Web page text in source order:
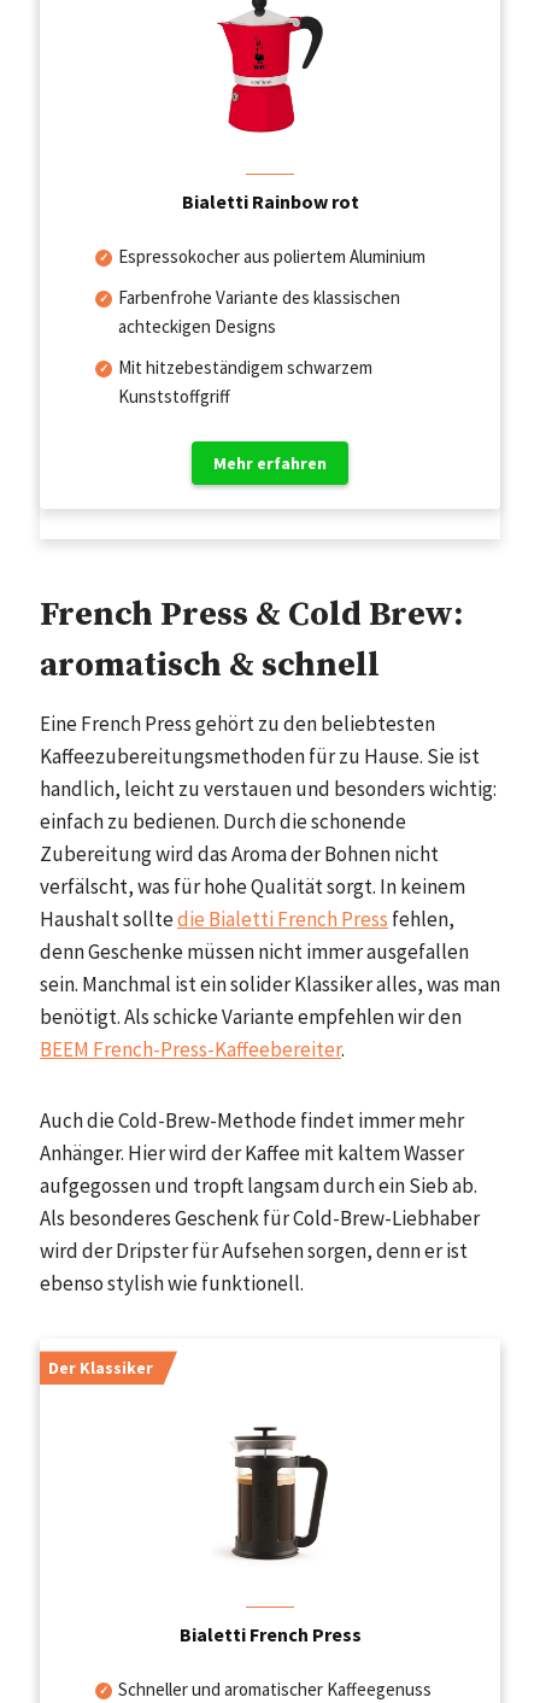
Bialetti Rainbow rot
Espressokocher aus poliertem Aluminium
Farbenfrohe Variante des klassischen
achteckigen Designs
Mit hitzebeständigem schwarzem
Kunststoffgriff
Mehr erfahren
French Press & Cold Brew:
aromatisch & schnell
Eine French Press gehört zu den beliebtesten
Kaffeezubereitungsmethoden für zu Hause. Sie ist
handlich, leicht zu verstauen und besonders wichtig:
einfach zu bedienen. Durch die schonende
Zubereitung wird das Aroma der Bohnen nicht
verfälscht, was für hohe Qualität sorgt. In keinem
Haushalt solltedie Bialetti French Press fehlen,
denn Geschenke müssen nicht immer ausgefallen
sein. Manchmal ist ein solider Klassiker alles, was man
benötigt. Als schicke Variante empfehlen wir den
BEEM French-Press-Kaffeebereiter.
Auch die Cold-Brew-Methode findet immer mehr
Anhänger. Hier wird der Kaffee mit kaltem Wasser
aufgegossen und tropft langsam durch ein Sieb ab.
Als besonderes Geschenk für Cold-Brew-Liebhaber
wird der Dripster für Aufsehen sorgen, denn er ist
ebenso stylish wie funktionell.
Der Klassiker
Bialetti French Press
Schneller und aromatischer Kaffeegenuss